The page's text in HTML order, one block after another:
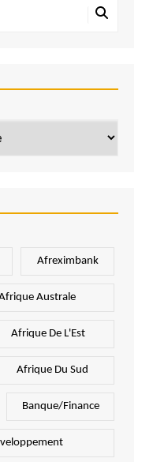
Afreximbank
Australe
Afrique De L'Est
Afrique Du Sud
Banque/Finance